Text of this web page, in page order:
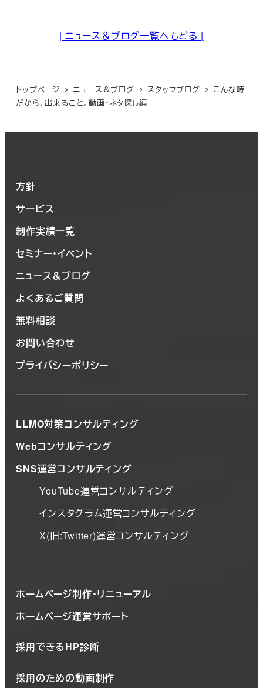
| ニュース＆ブログ一覧へもどる |
トップページ ニュース＆ブログ スタッフブログ
こんな時
だから、出来ること。動画・ネタ探し編
方針
サービス
制作実績一覧
セミナー・イベント
ニュース＆ブログ
よくあるご質問
無料相談
お問い合わせ
プライバシーポリシー
LLMO対策コンサルティング
Webコンサルティング
SNS運営コンサルティング
YouTube運営コンサルティング
インスタグラム運営コンサルティング
X(旧:Twitter)運営コンサルティング
ホームページ制作・リニューアル
ホームページ運営サポート
採用できるHP診断
採用のための動画制作